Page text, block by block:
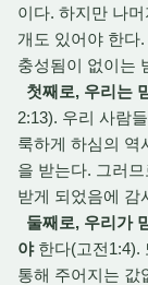
이다. 하지만 나
개도 있어야 한다
충성됨이 없이는
첫째로, 우리는
2:13). 우리 사람
룩하게 하심의 역
을 받는다. 그러
받게 되었음에 감
둘째로, 우리가
야한다(고전1:4).
통해 주어지는 값